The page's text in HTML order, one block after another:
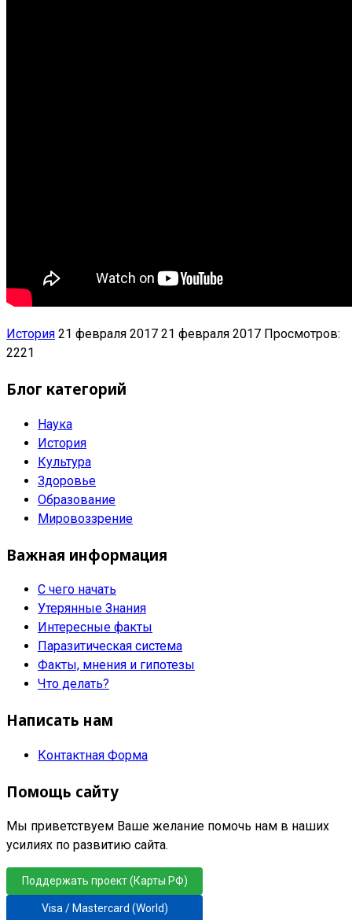
История 21 февраля 2017 21 февраля 2017 Просмотров:
2221
Блог категорий
Наука
История
Культура
Здоровье
Образование
Мировоззрение
Важная информация
С чего начать
Утерянные Знания
Интересные факты
Паразитическая система
Факты, мнения и гипотезы
Что делать?
Написать нам
Контактная Форма
Помощь сайту
Мы приветствуем Ваше желание помочь нам в наших
усилиях по развитию сайта.
Поддержать проект (Карты РФ)
Visa / Mastercard (World)